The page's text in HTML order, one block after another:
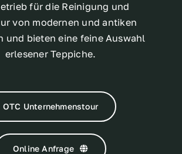
für die Reinigung und
von modernen und antiken
und bieten eine feine Auswahl
erlesener Teppiche.
OTC Unternehmenstour
Online Anfrage